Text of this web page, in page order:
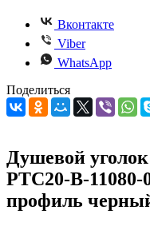
Вконтакте
Viber
WhatsApp
Поделиться
Душевой
PTC20-B-
профиль